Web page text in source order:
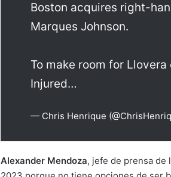
Boston acquires right-
Marques Johnson.
To make room for
Injured…
— Chris Henrique
Alexander Mendoza, jefe de prensa de